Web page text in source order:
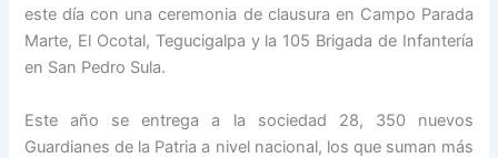
este día con una ceremonia de clausura en Campo Parada
Marte, El Ocotal, Tegucigalpa y la 105 Brigada de Infantería
en San Pedro Sula.
Este año se entrega a la sociedad 28, 350 nuevos
Guardianes de la Patria a nivel nacional, los que suman más